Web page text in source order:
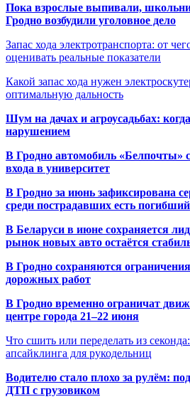
Пока взрослые выпивали,
Гродно возбудили уголовное дело
Запас хода электротранспорта: от
оценивать реальные показатели
Какой запас хода нужен
оптимальную дальность
Шум на дачах и агроусадьбах:
нарушением
В Гродно автомобиль «Белпочты»
входа в университет
В Гродно за июнь зафиксирована
среди пострадавших есть погибший
В Беларуси в июне сохраняется
рынок новых авто остаётся
В Гродно сохраняются
дорожных работ
В Гродно временно ограничат
центре города 21–22 июня
Что сшить или переделать из
апсайклинга для рукодельниц
Водителю стало плохо за рулём:
ДТП с грузовиком